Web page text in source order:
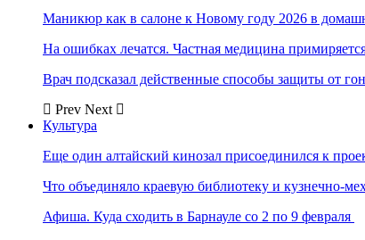
Маникюр как в салоне к Новому году 2026 в
На ошибках лечатся. Частная медицина
Врач подсказал действенные способы защиты от
Prev Next
Культура
Еще один алтайский кинозал присоединился к
Что объединяло краевую библиотеку и кузнечно-
Афиша. Куда сходить в Барнауле со 2 по 9 февраля